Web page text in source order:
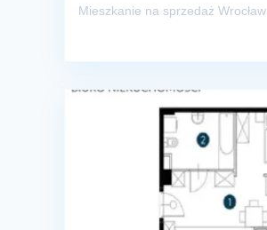
Mieszkanie na sprzedaż Wrocław